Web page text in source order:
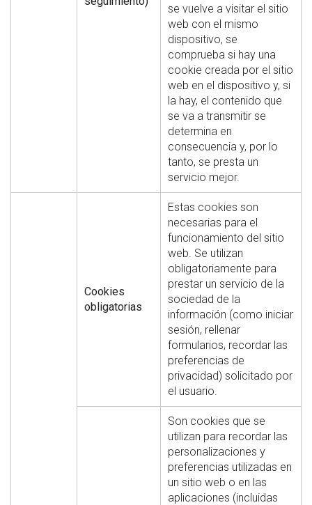
se vuelve a visitar el sitio
web con el mismo
dispositivo, se
comprueba si hay una
cookie creada por el sitio
web en el dispositivo y, si
la hay, el contenido que
se va a transmitir se
determina en
consecuencia y, por lo
tanto, se presta un
servicio mejor.
Cookies
obligatorias
Estas cookies son
necesarias para el
funcionamiento del sitio
web. Se utilizan
obligatoriamente para
prestar un servicio de la
sociedad de la
información (como iniciar
sesión, rellenar
formularios, recordar las
preferencias de
privacidad) solicitado por
el usuario.
Son cookies que se
utilizan para recordar las
personalizaciones y
preferencias utilizadas en
un sitio web o en las
aplicaciones (incluidas